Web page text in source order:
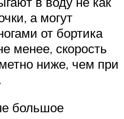
а могут
от бортика
менее, скорость
ниже, чем при
большое